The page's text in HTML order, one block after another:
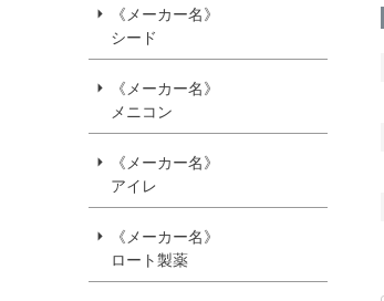
《メーカー名》
シード
《メーカー名》
メニコン
《メーカー名》
アイレ
《メーカー名》
ロート製薬